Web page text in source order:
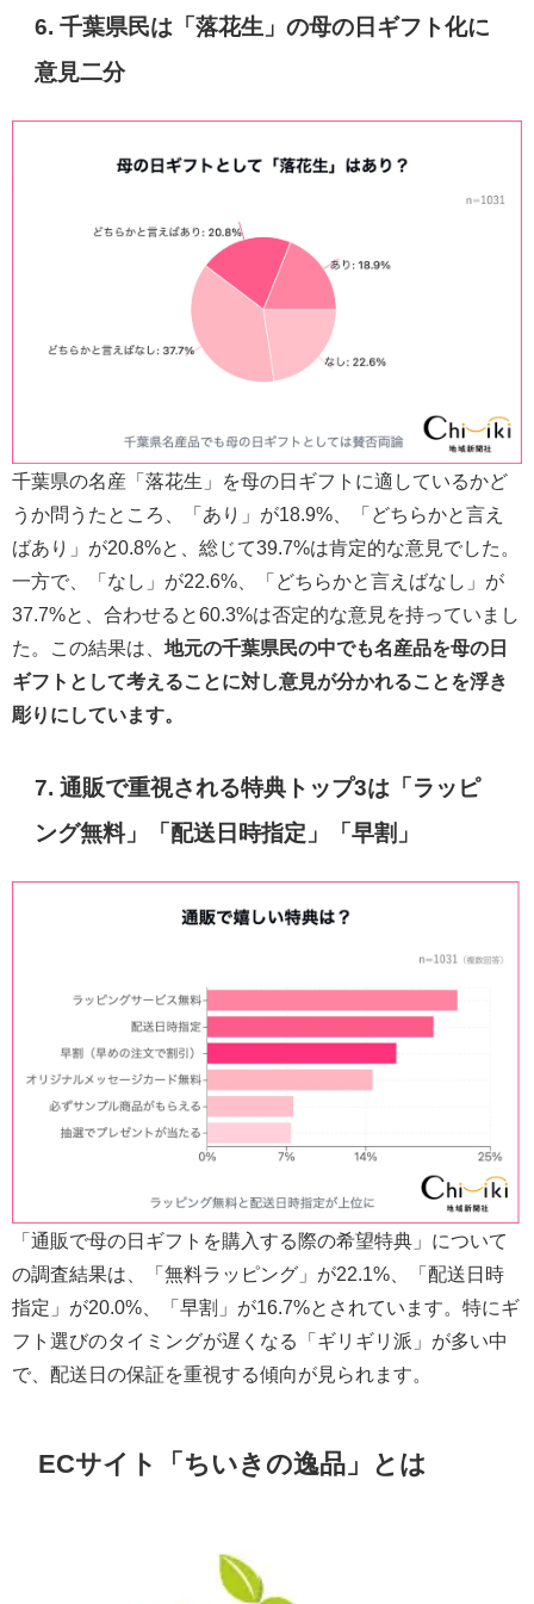
6. 千葉県民は「落花生」の母の日ギフト化に
意見二分
千葉県の名産「落花生」を母の日ギフトに適しているかど
うか問うたところ、「あり」が18.9%、「どちらかと言え
ばあり」が20.8%と、総じて39.7%は肯定的な意見でした。
一方で、「なし」が22.6%、「どちらかと言えばなし」が
37.7%と、合わせると60.3%は否定的な意見を持っていまし
た。この結果は、 地元の千葉県民の中でも名産品を母の日
ギフトとして考えることに対し意見が分かれることを浮き
彫りにしています。
7. 通販で重視される特典トップ3は「ラッピ
ング無料」「配送日時指定」「早割」
「通販で母の日ギフトを購入する際の希望特典」について
の調査結果は、「無料ラッピング」が22.1%、「配送日時
指定」が20.0%、「早割」が16.7%とされています。特にギ
フト選びのタイミングが遅くなる「ギリギリ派」が多い中
で、配送日の保証を重視する傾向が見られます。
ECサイト「ちいきの逸品」とは